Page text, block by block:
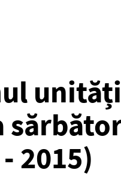
2015)